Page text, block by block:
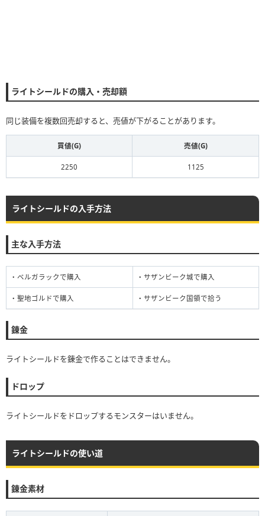
ライトシールドの購入・売却額
同じ装備を複数回売却すると、売値が下がることがあります。
買値(G) 売値(G)
2250 1125
ライトシールドの入手方法
主な入手方法
・ベルガラックで購入 ・サザンビーク城で購入
・聖地ゴルドで購入 ・サザンビーク国領で拾う
錬金
ライトシールドを錬金で作ることはできません。
ドロップ
ライトシールドをドロップするモンスターはいません。
ライトシールドの使い道
錬金素材